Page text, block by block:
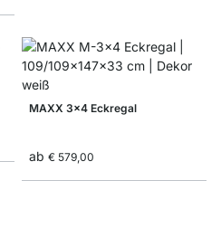
MAXX 3x4 Eckregal
ab € 579,00